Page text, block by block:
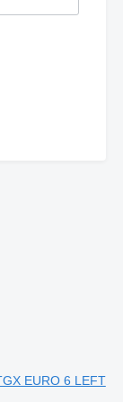
або
EURO 6 LEFT